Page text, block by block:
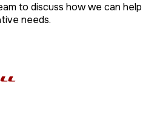
to discuss how we can help
needs.